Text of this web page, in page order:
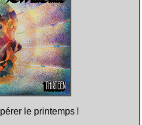
le printemps !